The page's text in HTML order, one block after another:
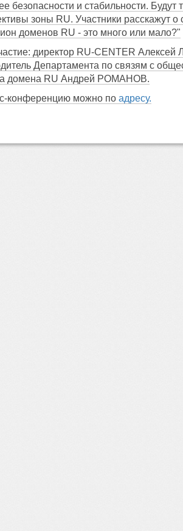
безопасности и стабильности.
зоны RU. Участники расскажут
доменов RU - это много или мало?"
директор RU-CENTER
Департамента по связям с
домена RU Андрей РОМАНОВ.
конференцию можно по адресу.